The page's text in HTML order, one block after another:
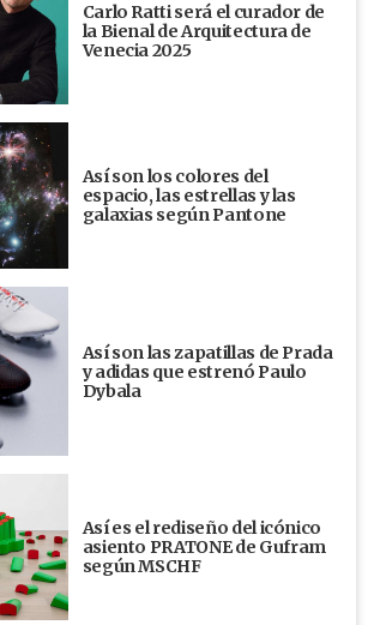
Carlo Ratti será el curador de
la Bienal de Arquitectura de
Venecia 2025
Así son los colores del
espacio, las estrellas y las
galaxias según Pantone
Así son las zapatillas de Prada
y adidas que estrenó Paulo
Dybala
Así es el rediseño del icónico
asiento PRATONE de Gufram
según MSCHF